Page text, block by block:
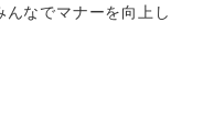
なでマナーを向上し